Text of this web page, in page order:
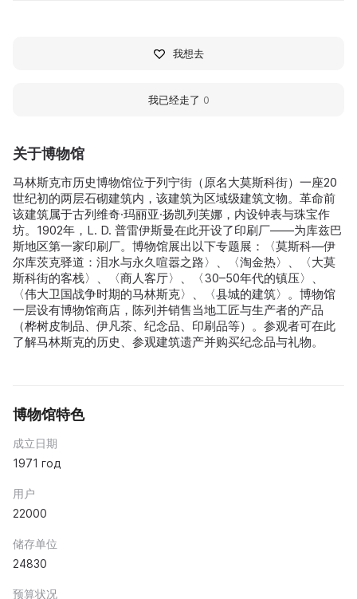
关于博物馆
马林斯克市历史博物馆位于列宁街（原名大莫斯科街）一座20
世纪初的两层石砌建筑内，该建筑为区域级建筑文物。革命前
该建筑属于古列维奇·玛丽亚·扬凯列芙娜，内设钟表与珠宝作
坊。1902年，L. D. 普雷伊斯曼在此开设了印刷厂——为库兹巴
斯地区第一家印刷厂。博物馆展出以下专题展：〈莫斯科—伊
尔库茨克驿道：泪水与永久喧嚣之路〉、〈淘金热〉、〈大莫
斯科街的客栈〉、〈商人客厅〉、〈30–50年代的镇压〉、
〈伟大卫国战争时期的马林斯克〉、〈县城的建筑〉。博物馆
一层设有博物馆商店，陈列并销售当地工匠与生产者的产品
（桦树皮制品、伊凡茶、纪念品、印刷品等）。参观者可在此
了解马林斯克的历史、参观建筑遗产并购买纪念品与礼物。
博物馆特色
成立日期
1971 год
用户
22000
储存单位
24830
预算状况
我想去
我已经走了 0